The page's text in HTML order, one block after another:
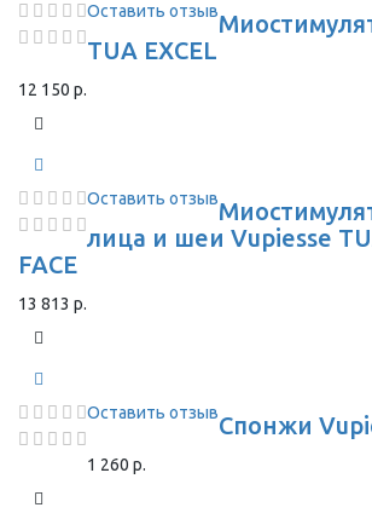
Оставить отзыв
TUA EXCEL
12 150 р.
Оставить отзыв
лица и шеи Vupiesse
FACE
13 813 р.
Оставить отзывСпонжи
1 260 р.